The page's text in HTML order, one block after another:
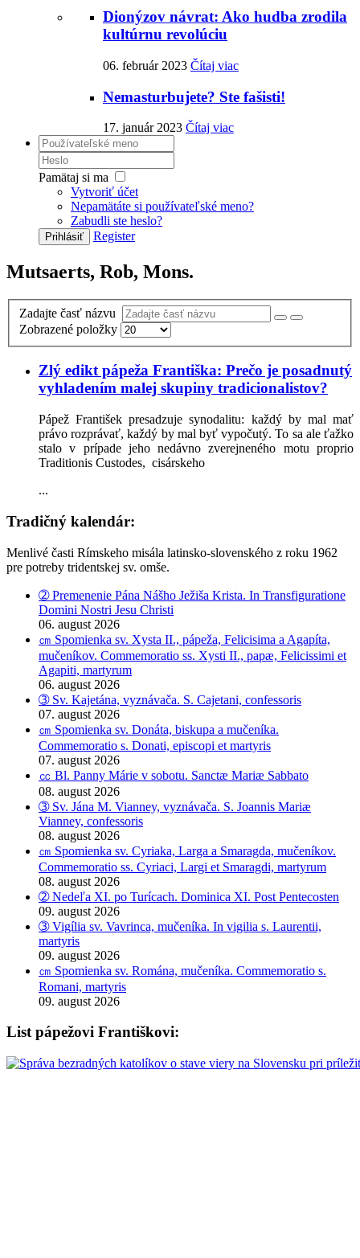
Dionýzov návrat: Ako hudba zrodila
kultúrnu revolúciu
06. február 2023 Čítaj viac
Nemasturbujete? Ste fašisti!
17. január 2023 Čítaj viac
Pamätaj si ma
Vytvoriť účet
Nepamätáte si používateľské meno?
Zabudli ste heslo?
Prihlásiť Register
Mutsaerts, Rob, Mons.
Zadajte časť názvu
Zobrazené položky
Zlý edikt pápeža Františka: Prečo je posadnutý
vyhladením malej skupiny tradicionalistov?
Pápež František presadzuje synodalitu: každý by mal mať
právo rozprávať, každý by mal byť vypočutý. To sa ale ťažko
stalo v prípade jeho nedávno zverejneného motu proprio
Traditionis Custodes, cisárskeho
...
Tradičný kalendár:
Menlivé časti Rímskeho misála latinsko-slovenského z roku 1962
pre potreby tridentskej sv. omše.
➁ Premenenie Pána Nášho Ježiša Krista. In Transfiguratione
Domini Nostri Jesu Christi
06. august 2026
㎝ Spomienka sv. Xysta II., pápeža, Felicisima a Agapíta,
mučeníkov. Commemoratio ss. Xysti II., papæ, Felicissimi et
Agapiti, martyrum
06. august 2026
➂ Sv. Kajetána, vyznávača. S. Cajetani, confessoris
07. august 2026
㎝ Spomienka sv. Donáta, biskupa a mučeníka.
Commemoratio s. Donati, episcopi et martyris
07. august 2026
㏄ Bl. Panny Márie v sobotu. Sanctæ Mariæ Sabbato
08. august 2026
➂ Sv. Jána M. Vianney, vyznávača. S. Joannis Mariæ
Vianney, confessoris
08. august 2026
㎝ Spomienka sv. Cyriaka, Larga a Smaragda, mučeníkov.
Commemoratio ss. Cyriaci, Largi et Smaragdi, martyrum
08. august 2026
➁ Nedeľa XI. po Turícach. Dominica XI. Post Pentecosten
09. august 2026
➂ Vigília sv. Vavrinca, mučeníka. In vigilia s. Laurentii,
martyris
09. august 2026
㎝ Spomienka sv. Romána, mučeníka. Commemoratio s.
Romani, martyris
09. august 2026
List pápežovi Františkovi: